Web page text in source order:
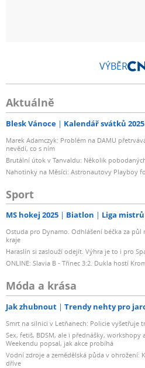
VÝBĚR
Aktuálně
Blesk Vánoce Kalendář svátků 2025
Marek Adamczyk: Problém na DAMU
nevědí, co s ním
Brutální útok v Tanvaldu: Několik
Nahotinky na Měsíci: Astronautovy Playboy
Sport
MS hokej 2025 Biatlon Liga mistrů
Ostuda pro Dynamo. Odhlášení béčka za
kraje
Haraslín si zaslouží odejít. Výhra je to i pro
ONLINE: Slavia B - Třinec 3:2. Dukla hostí
Móda a krása
Jak zhubnout Trendy nehty pro
Smrt na silnici v Letňanech: Policie vyšetřuje
Sex, fetiš, BDSM, ale i přednášky, workshopy
Weekendu popsal, jak akce probíhá
Vodní zdroje a zemědělská půda v ohrožení:
dříve